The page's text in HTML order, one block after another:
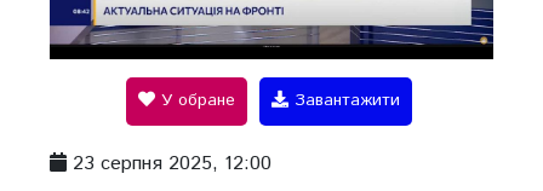
l
a
У обране Завантажити
23 серпня 2025, 12:00